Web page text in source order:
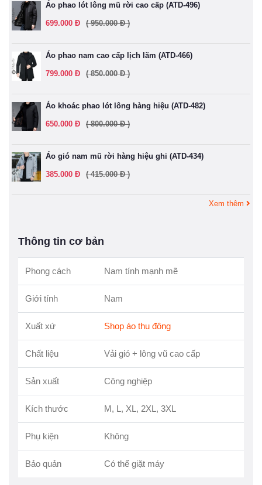
Áo phao lót lông mũ rời cao cấp (ATD-496)
699.000 Đ ( 950.000 Đ )
Áo phao nam cao cấp lịch lãm (ATD-466)
799.000 Đ ( 850.000 Đ )
Áo khoác phao lót lông hàng hiệu (ATD-482)
650.000 Đ ( 800.000 Đ )
Áo gió nam mũ rời hàng hiệu ghi (ATD-434)
385.000 Đ ( 415.000 Đ )
Xem thêm
Thông tin cơ bản
Phong cách Nam tính mạnh mẽ
Giới tính Nam
Xuất xứ Shop áo thu đông
Chất liệu Vải gió + lông vũ cao cấp
Sản xuất Công nghiệp
Kích thước M, L, XL, 2XL, 3XL
Phụ kiện Không
Bảo quản Có thể giặt máy